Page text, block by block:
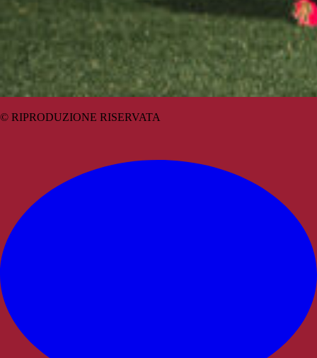
© RIPRODUZIONE RISERVATA